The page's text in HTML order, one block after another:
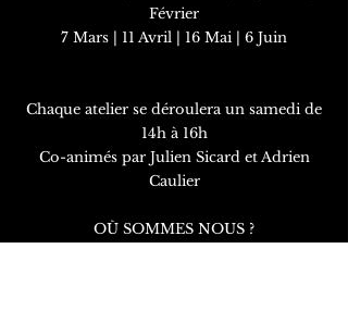
Février
7 Mars | 11 Avril | 16 Mai | 6 Juin
Chaque atelier se déroulera un samedi de
14h à 16h
Co-animés par Julien Sicard et Adrien
Caulier
OÙ SOMMES NOUS ?